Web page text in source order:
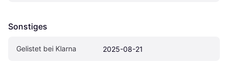
Sonstiges
Gelistet bei Klarna 2025-08-21